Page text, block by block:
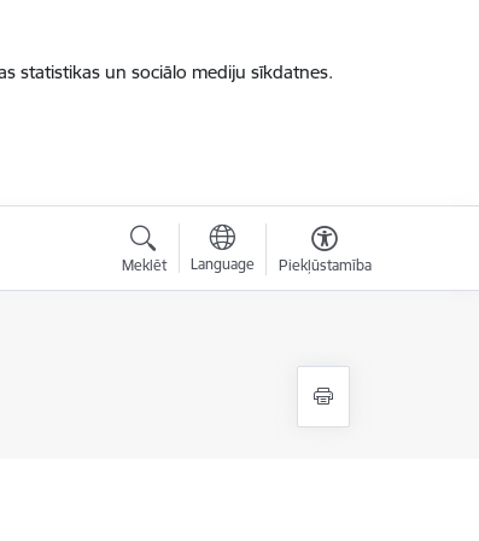
statistikas un sociālo mediju sīkdatnes.
Meklēt Language Piekļūstamība